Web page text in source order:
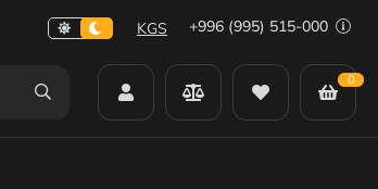
KGS +996 (995) 515-000
0